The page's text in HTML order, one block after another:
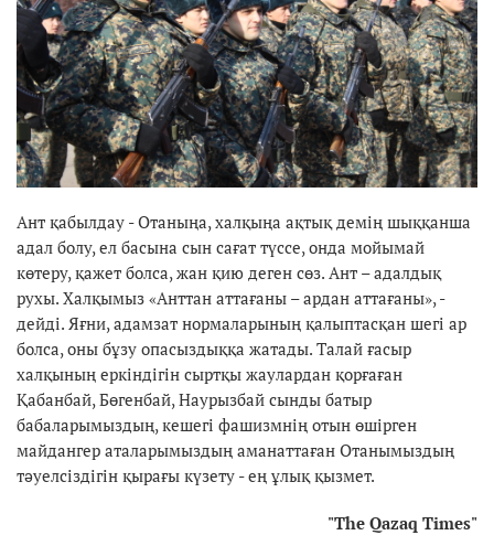
Ант қабылдау - Отаныңа, халқыңа ақтық демің шыққанша
адал болу, ел басына сын сағат түссе, онда мойымай
көтеру, қажет болса, жан қию деген сөз. Ант – адалдық
рухы. Халқымыз «Анттан аттағаны – ардан аттағаны», -
дейді. Яғни, адамзат нормаларының қалыптасқан шегі ар
болса, оны бұзу опасыздыққа жатады. Талай ғасыр
халқының еркіндігін сыртқы жаулардан қорғаған
Қабанбай, Бөгенбай, Наурызбай сынды батыр
бабаларымыздың, кешегі фашизмнің отын өшірген
майдангер аталарымыздың аманаттаған Отанымыздың
тәуелсіздігін қырағы күзету - ең ұлық қызмет.
"The Qazaq Times"